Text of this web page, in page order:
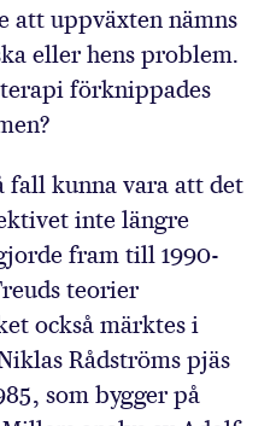
att uppväxten nämns
eller hens problem.
förknippades
fall kunna vara att det
inte längre
fram till 1990-
teorier
också märktes i
Rådströms pjäs
som bygger på